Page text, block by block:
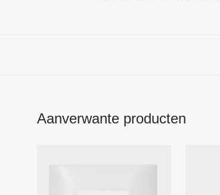
Aanverwante producten